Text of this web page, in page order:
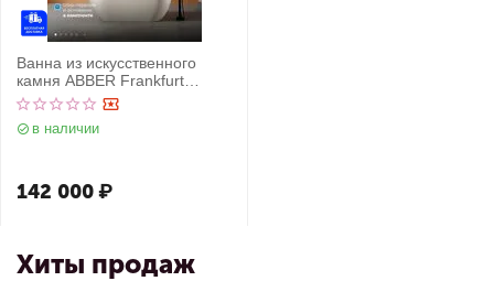
Ванна из искусственного
камня ABBER Frankfurt
AM9941MBE светло-бежевая
матовая
в наличии
142 000₽
Хиты продаж